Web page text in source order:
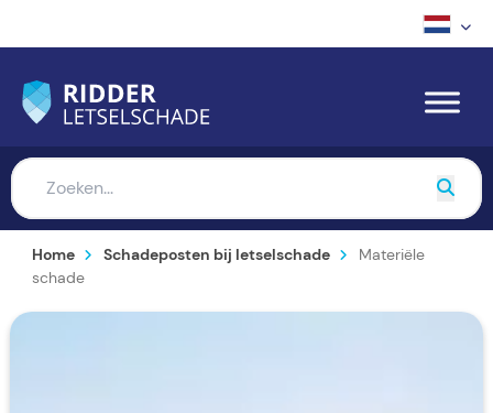
Home Schadeposten bij letselschade
Materiële
schade